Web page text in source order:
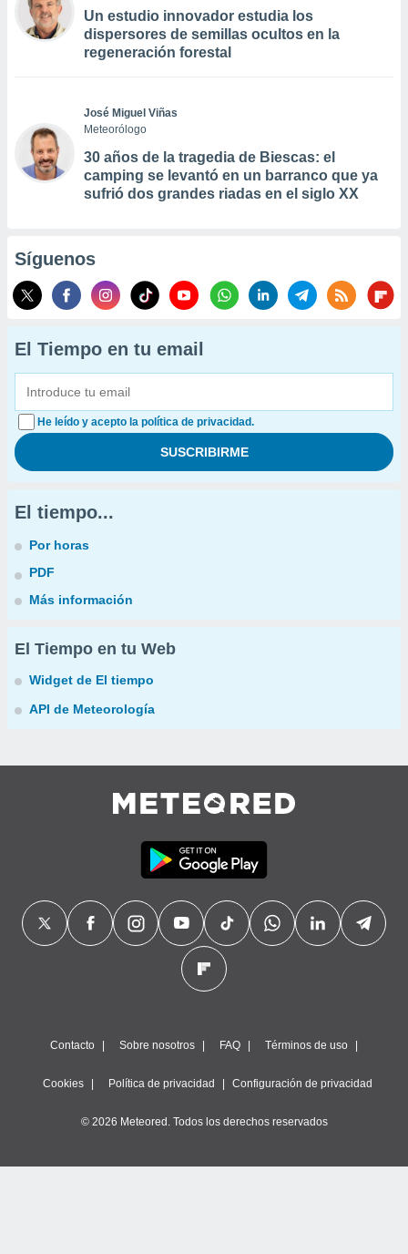
Un estudio innovador estudia los
dispersores de semillas ocultos en la
regeneración forestal
José Miguel Viñas
Meteorólogo
30 años de la tragedia de Biescas: el
camping se levantó en un barranco que ya
sufrió dos grandes riadas en el siglo XX
Síguenos
El Tiempo en tu email
He leído y acepto la política de privacidad.
El tiempo...
Por horas
PDF
Más información
El Tiempo en tu Web
Widget de El tiempo
API de Meteorología
Contacto Sobre nosotros FAQ Términos de uso
Cookies Política de privacidad Configuración de privacidad
© 2026 Meteored. Todos los derechos reservados